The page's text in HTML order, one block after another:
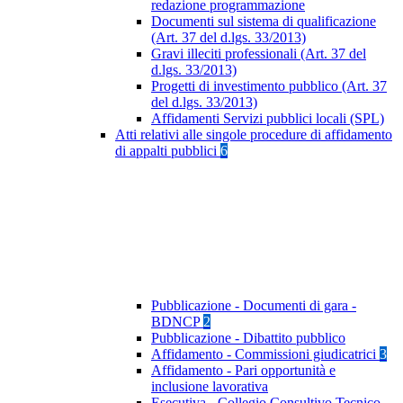
redazione programmazione
Documenti sul sistema di qualificazione
(Art. 37 del d.lgs. 33/2013)
Gravi illeciti professionali (Art. 37 del
d.lgs. 33/2013)
Progetti di investimento pubblico (Art. 37
del d.lgs. 33/2013)
Affidamenti Servizi pubblici locali (SPL)
Atti relativi alle singole procedure di affidamento
di appalti pubblici 6
Pubblicazione - Documenti di gara -
BDNCP 2
Pubblicazione - Dibattito pubblico
Affidamento - Commissioni giudicatrici 3
Affidamento - Pari opportunità e
inclusione lavorativa